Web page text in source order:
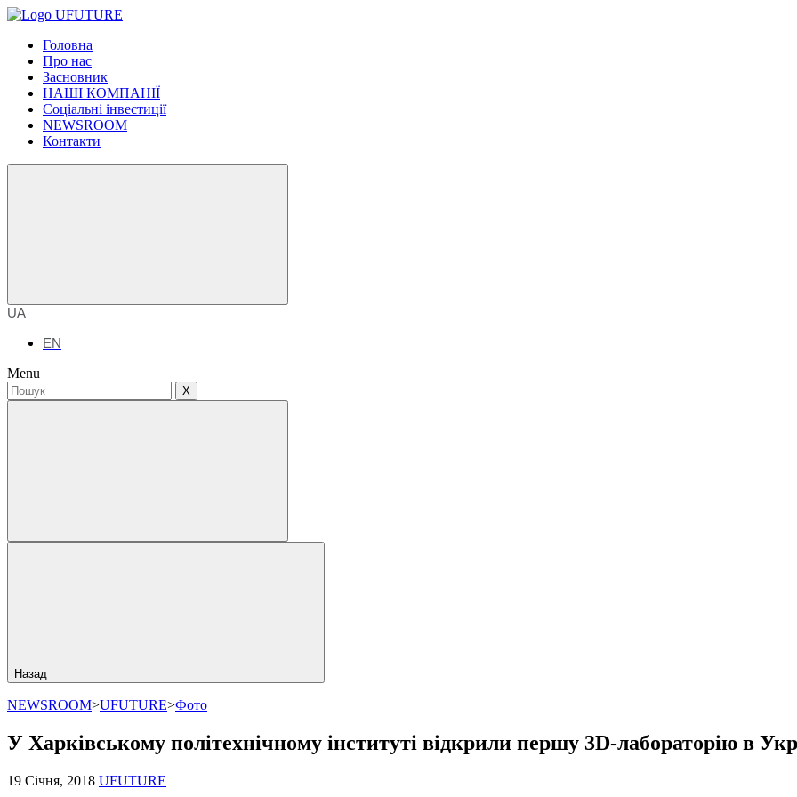
Головна
Про нас
Засновник
НАШІ КОМПАНІЇ
Соціальні інвестиції
NEWSROOM
Контакти
UA
EN
Menu
X
Назад
NEWSROOM>UFUTURE>Фото
У Харківському політехнічному інституті відкрили першу 3D-лабораторію в
19 Січня, 2018 UFUTURE